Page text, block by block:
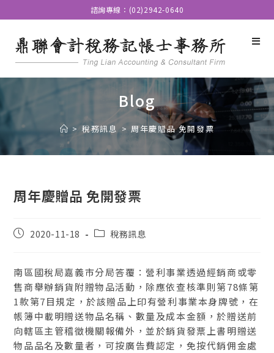
諮詢專線：(02)2942-0640
Blog
> 稅務訊息 > 周年慶贈品 免開發票
周年慶贈品 免開發票
2020-11-18 稅務訊息
南區國稅局嘉義市分局答覆：營利事業透過經銷商或零
售商舉辦銷貨附贈物品活動，除應依查核準則第78條第
1款第7目規定，於該贈品上印有營利事業本身牌號，在
帳簿中載明贈送物品名稱、數量及成本金額，於贈送前
向轄區主管稽徵機關報備外，並於銷貨發票上書明贈送
物品品名及數量者，可按廣告費認定，免按代銷佣金處